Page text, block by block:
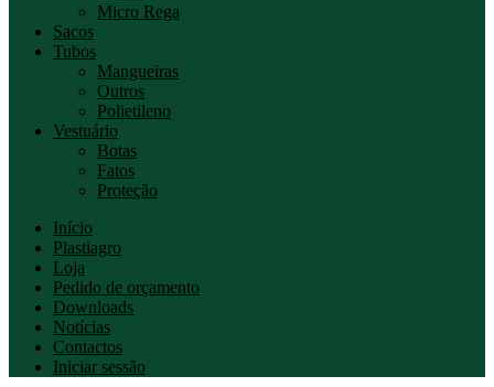
Micro Rega
Sacos
Tubos
Mangueiras
Outros
Polietileno
Vestuário
Botas
Fatos
Proteção
Início
Plastiagro
Loja
Pedido de orçamento
Downloads
Notícias
Contactos
Iniciar sessão